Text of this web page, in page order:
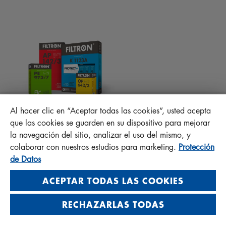
RESPONSABILIDAD DE LA CALIDAD
PREGUNTAS FRECUENTES
MANN+HUMMEL FT Poland
Sp. z o. o. Sp. k.
ul. Wrocławska 145, 63-800 GOSTYŃ, POLAND
Privacy Statement
Imprint
Al hacer clic en “Aceptar todas las cookies”, usted acepta
que las cookies se guarden en su dispositivo para mejorar
la navegación del sitio, analizar el uso del mismo, y
colaborar con nuestros estudios para marketing. Protección
de Datos
ACEPTAR TODAS LAS COOKIES
RECHAZARLAS TODAS